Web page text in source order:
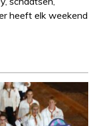
heeft elk weekend